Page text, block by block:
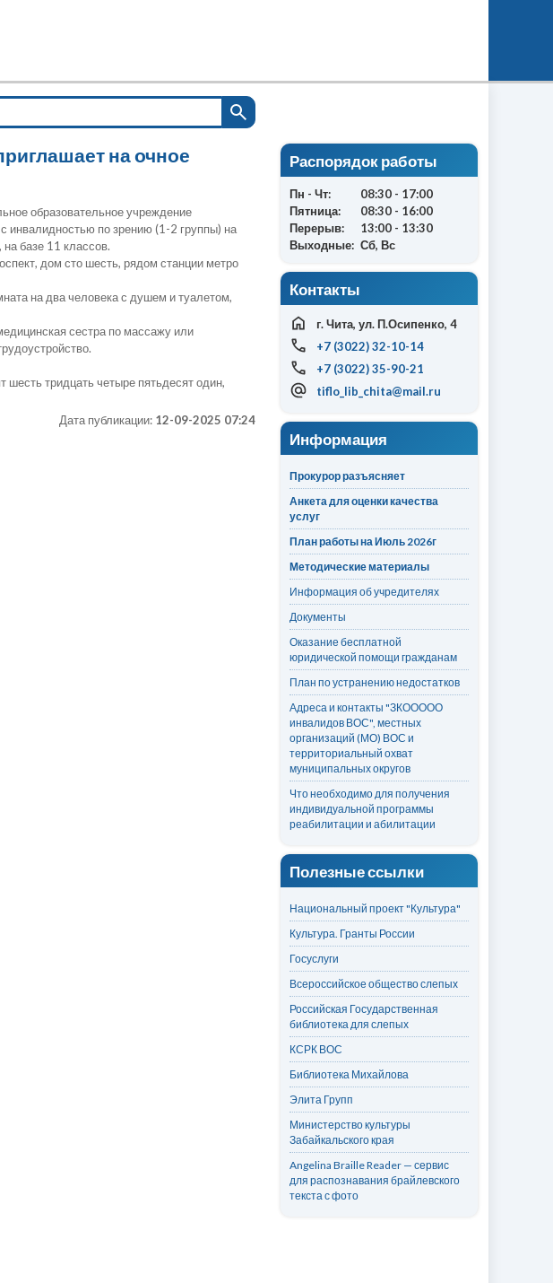
на очное
образовательное учреждение
инвалидностью по зрению (1-2 группы) на
базе 11 классов.
дом сто шесть, рядом станции метро
на два человека с душем и туалетом,
сестра по массажу или
тридцать четыре пятьдесят один,
Дата публикации: 12-09-2025 07:24
Распорядок работы
Пн - Чт:
08:30 - 17:00
Пятница:
08:30 - 16:00
Перерыв:
13:00 - 13:30
Выходные: Сб, Вс
Контакты
г. Чита, ул. П.Осипенко, 4
+7 (3022) 32-10-14
+7 (3022) 35-90-21
tiflo_lib_chita@mail.ru
Информация
Прокурор разъясняет
Анкета для оценки качества
услуг
План работы на Июль 2026г
Методические материалы
Информация об учредителях
Документы
Оказание бесплатной
юридической помощи гражданам
План по устранению недостатков
Адреса и контакты "ЗКООООО
инвалидов ВОС", местных
организаций (МО) ВОС и
территориальный охват
муниципальных округов
Что необходимо для получения
индивидуальной программы
реабилитации и абилитации
Полезные ссылки
Национальный проект "Культура"
Культура. Гранты России
Госуслуги
Всероссийское общество слепых
Российская Государственная
библиотека для слепых
КСРК ВОС
Библиотека Михайлова
Элита Групп
Министерство культуры
Забайкальского края
Angelina Braille Reader — сервис
для распознавания брайлевского
текста с фото